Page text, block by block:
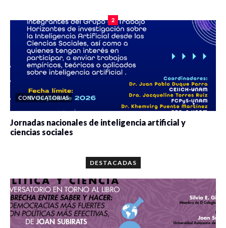
2
CONVOCATORIAS
Jornadas nacionales de inteligencia artificial y
ciencias sociales
DESTACADAS